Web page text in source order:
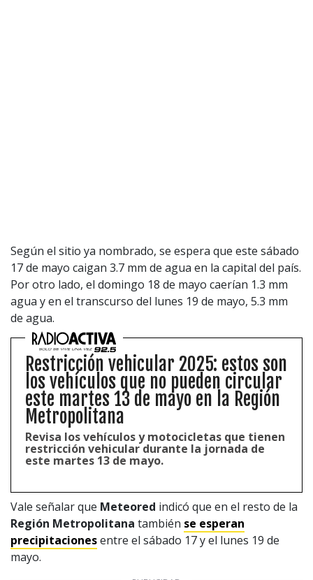
Según el sitio ya nombrado, se espera que este sábado
17 de mayo caigan 3.7 mm de agua en la capital del país.
Por otro lado, el domingo 18 de mayo caerían 1.3 mm
agua y en el transcurso del lunes 19 de mayo, 5.3 mm
de agua.
Restricción vehicular 2025: estos son
los vehículos que no pueden circular
este martes 13 de mayo en la Región
Metropolitana
Revisa los vehículos y motocicletas que tienen
restricción vehicular durante la jornada de
este martes 13 de mayo.
Vale señalar que Meteored indicó que en el resto de la
Región Metropolitana también se esperan
precipitacionesentre el sábado 17 y el lunes 19 de
mayo.